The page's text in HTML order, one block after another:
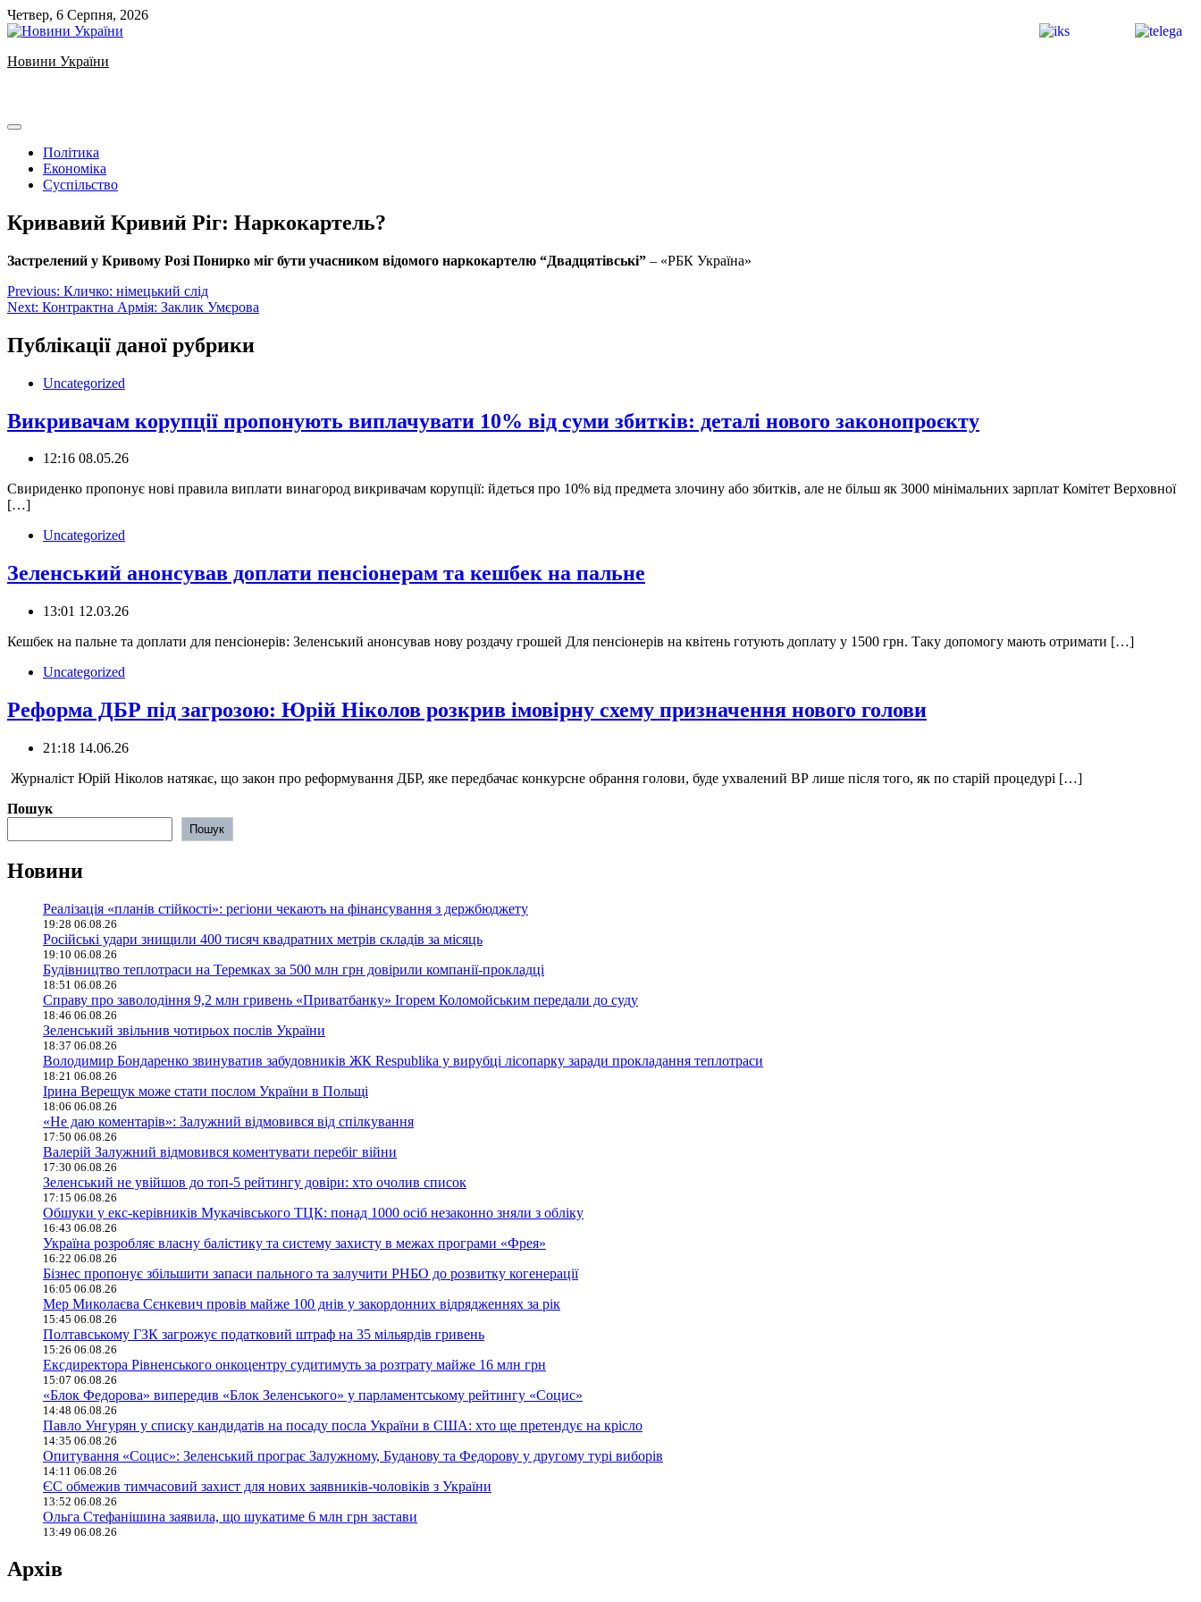
Skip
to
Четвер, 6 Серпня, 2026
Новини України
Політика
Економіка
Суспільство
Кривавий Кривий Ріг: Наркокартель?
Застрелений у Кривому Розі Понирко міг бути учасником відомого наркокартелю “Двадцятівські” – «РБК Україна»
Навігація
записів
Previous: Кличко: німецький слід
Next: Контрактна Армія: Заклик Умєрова
Публікації даної рубрики
Uncategorized
Викривачам корупції пропонують виплачувати 10% від суми збитків: деталі нового законопроєкту
12:16 08.05.26
️Свириденко пропонує нові правила виплати винагород викривачам корупції: йдеться про 10% від предмета злочину або збитків, але не більш як 3000 мінімальних зарплат Комітет Верховної
[…]
Uncategorized
Зеленський анонсував доплати пенсіонерам та кешбек на пальне
13:01 12.03.26
Кешбек на пальне та доплати для пенсіонерів: Зеленський анонсував нову роздачу грошей Для пенсіонерів на квітень готують доплату у 1500 грн. Таку допомогу мають отримати […]
Uncategorized
Реформа ДБР під загрозою: Юрій Ніколов розкрив імовірну схему призначення нового голови
21:18 14.06.26
️ Журналіст Юрій Ніколов натякає, що закон про реформування ДБР, яке передбачає конкурсне обрання голови, буде ухвалений ВР лише після того, як по старій процедурі […]
Пошук
Пошук
Новини
Реалізація «планів стійкості»: регіони чекають на фінансування з держбюджету
19:28 06.08.26
Російські удари знищили 400 тисяч квадратних метрів складів за місяць
19:10 06.08.26
Будівництво теплотраси на Теремках за 500 млн грн довірили компанії-прокладці
18:51 06.08.26
Справу про заволодіння 9,2 млн гривень «Приватбанку» Ігорем Коломойським передали до суду
18:46 06.08.26
Зеленський звільнив чотирьох послів України
18:37 06.08.26
Володимир Бондаренко звинуватив забудовників ЖК Respublika у вирубці лісопарку заради прокладання теплотраси
18:21 06.08.26
Ірина Верещук може стати послом України в Польщі
18:06 06.08.26
«Не даю коментарів»: Залужний відмовився від спілкування
17:50 06.08.26
Валерій Залужний відмовився коментувати перебіг війни
17:30 06.08.26
Зеленський не увійшов до топ-5 рейтингу довіри: хто очолив список
17:15 06.08.26
Обшуки у екс-керівників Мукачівського ТЦК: понад 1000 осіб незаконно зняли з обліку
16:43 06.08.26
Україна розробляє власну балістику та систему захисту в межах програми «Фрея»
16:22 06.08.26
Бізнес пропонує збільшити запаси пального та залучити РНБО до розвитку когенерації
16:05 06.08.26
Мер Миколаєва Сєнкевич провів майже 100 днів у закордонних відрядженнях за рік
15:45 06.08.26
Полтавському ГЗК загрожує податковий штраф на 35 мільярдів гривень
15:26 06.08.26
Ексдиректора Рівненського онкоцентру судитимуть за розтрату майже 16 млн грн
15:07 06.08.26
«Блок Федорова» випередив «Блок Зеленського» у парламентському рейтингу «Социс»
14:48 06.08.26
Павло Унгурян у списку кандидатів на посаду посла України в США: хто ще претендує на крісло
14:35 06.08.26
Опитування «Социс»: Зеленський програє Залужному, Буданову та Федорову у другому турі виборів
14:11 06.08.26
ЄС обмежив тимчасовий захист для нових заявників-чоловіків з України
13:52 06.08.26
Ольга Стефанішина заявила, що шукатиме 6 млн грн застави
13:49 06.08.26
Архів